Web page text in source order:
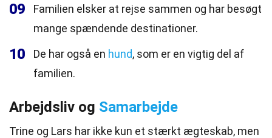
09
Familien elsker at rejse sammen og har besøgt
mange spændende destinationer.
10 De har også en hund, som er en vigtig del af
familien.
Arbejdsliv og Samarbejde
Trine og Lars har ikke kun et stærkt ægteskab, men